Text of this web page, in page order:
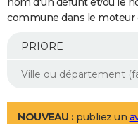
Essais
Réserver un essai
Citadines
Berlines
SUV
Forum auto
+
Mobiles
Meilleur smartphone
Internet
Ordinateurs
Jeux vidéo
Guide high-tech
Aménagement intérieur
LIFESTYLE
commune dans le moteur
NOUVEAU : publiez un